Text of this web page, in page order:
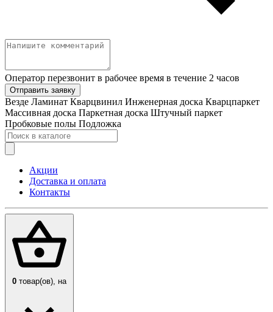
Оператор перезвонит в рабочее время в течение 2 часов
Отправить заявку
Везде Ламинат Кварцвинил Инженерная доска Кварцпаркет
Массивная доска Паркетная доска Штучный паркет
Пробковые полы Подложка
Акции
Доставка и оплата
Контакты
0 товар(ов), на